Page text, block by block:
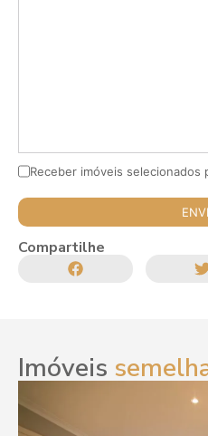
Receber imóveis selecionados
Compartilhe
Imóveis